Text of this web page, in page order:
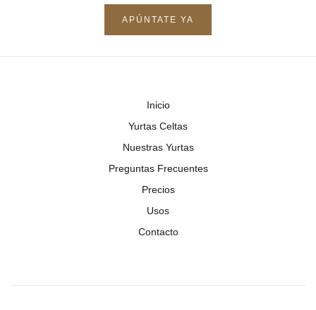
APÚNTATE YA
Inicio
Yurtas Celtas
Nuestras Yurtas
Preguntas Frecuentes
Precios
Usos
Contacto